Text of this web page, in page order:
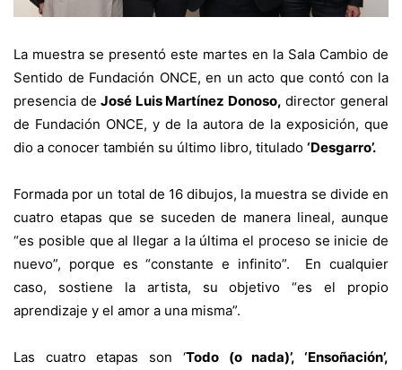
La muestra se presentó este martes en la Sala Cambio de
Sentido de Fundación ONCE, en un acto que contó con la
presencia deJosé Luis Martínez Donoso, director general
de Fundación ONCE, y de la autora de la exposición, que
dio a conocer también su último libro, titulado ‘Desgarro’.
Formada por un total de 16 dibujos, la muestra se divide en
cuatro etapas que se suceden de manera lineal, aunque
“es posible que al llegar a la última el proceso se inicie de
nuevo”, porque es “constante e infinito”. En cualquier
caso, sostiene la artista, su objetivo “es el propio
aprendizaje y el amor a una misma”.
Las cuatro etapas son ‘Todo (o nada)’, ‘Ensoñación’,